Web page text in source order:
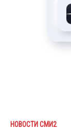
НОВОСТИ СМИ2